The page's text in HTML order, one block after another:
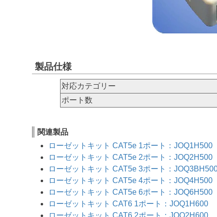
製品仕様
対応カテゴリー
ポート数
関連製品
ローゼットキット CAT5e 1ポート：JOQ1H500
ローゼットキット CAT5e 2ポート：JOQ2H500
ローゼットキット CAT5e 3ポート：
ローゼットキット CAT5e 4ポート：JOQ4H500
ローゼットキット CAT5e 6ポート：JOQ6H500
ローゼットキット CAT6 1ポート：JOQ1H600
ローゼットキット CAT6 2ポート：JOQ2H600